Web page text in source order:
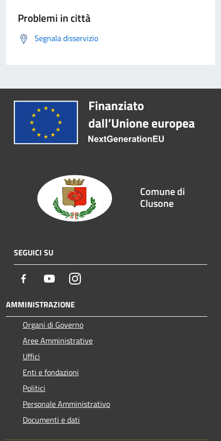
Problemi in città
Segnala disservizio
Comune di
Clusone
SEGUICI SU
Facebook YoutubeInstagram
AMMINISTRAZIONE
Organi di Governo
Aree Amministrative
Uffici
Enti e fondazioni
Politici
Personale Amministrativo
Documenti e dati